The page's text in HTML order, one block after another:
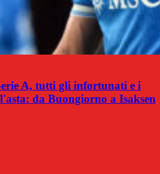
A, tutti gli infortunati e i
da Buongiorno a Isaksen